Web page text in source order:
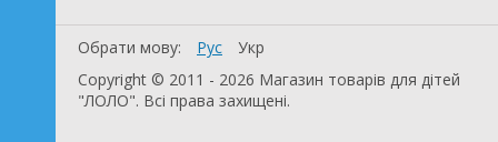
Обрати мову: Рус
Укр
Copyright © 2011 - 2026 Магазин товарів для дітей
"ЛОЛО". Всі права захищені.